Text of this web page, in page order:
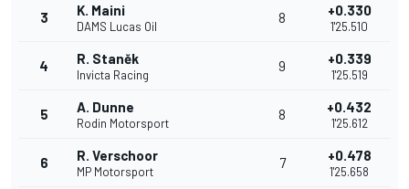
3 K. Maini
DAMS Lucas Oil
8 +0.330
1'25.510
4 R. Staněk
Invicta Racing
9 +0.339
1'25.519
5 A. Dunne
Rodin Motorsport
8 +0.432
1'25.612
6 R. Verschoor
MP Motorsport
7 +0.478
1'25.658